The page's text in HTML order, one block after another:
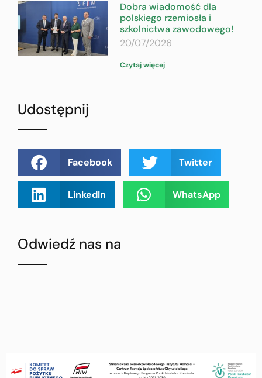
Dobra wiadomość dla
polskiego rzemiosła i
szkolnictwa zawodowego!
20/07/2026
Czytaj więcej
Udostępnij
Facebook Twitter
LinkedIn WhatsApp
Odwiedź nas na